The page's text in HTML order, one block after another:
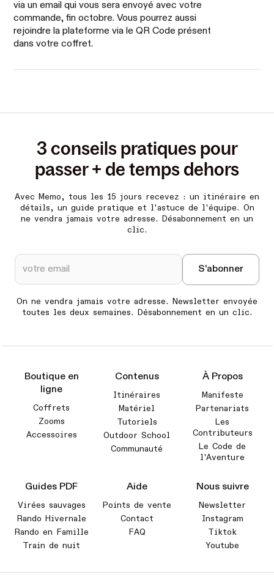
via un email qui vous sera envoyé avec votre
commande, fin octobre. Vous pourrez aussi
rejoindre la plateforme via le QR Code présent
dans votre coffret.
3 conseils pratiques pour
passer + de temps dehors
Avec Memo, tous les 15 jours recevez : un itinéraire en
détails, un guide pratique et l'astuce de l'équipe. On
ne vendra jamais votre adresse. Désabonnement en un
clic.
On ne vendra jamais votre adresse. Newsletter envoyée
toutes les deux semaines. Désabonnement en un clic.
Boutique en
ligne
Coffrets
Zooms
Accessoires
Contenus
Itinéraires
Matériel
Tutoriels
Outdoor School
Communauté
À Propos
Manifeste
Partenariats
Les
Contributeurs
Le Code de
l'Aventure
Guides PDF
Virées sauvages
Rando Hivernale
Rando en Famille
Train de nuit
Aide
Points de vente
Contact
FAQ
Nous suivre
Newsletter
Instagram
Tiktok
Youtube